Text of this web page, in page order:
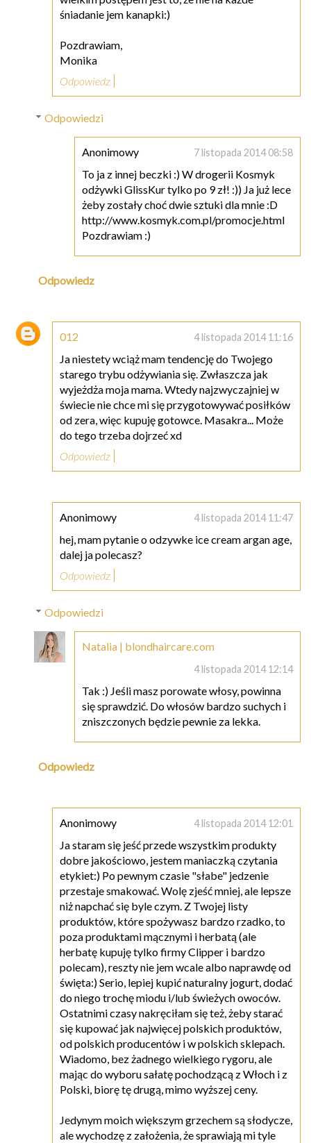
śniadanie jem kanapki:)
Pozdrawiam,
Monika
Odpowiedz
Odpowiedzi
Anonimowy 7 listopada 2014 08:58
To ja z innej beczki :) W drogerii Kosmyk
odżywki GlissKur tylko po 9 zł! :)) Ja już lece
żeby zostały choć dwie sztuki dla mnie :D
http://www.kosmyk.com.pl/promocje.html
Pozdrawiam :)
Odpowiedz
012 4 listopada 2014 11:16
Ja niestety wciąż mam tendencję do Twojego
starego trybu odżywiania się. Zwłaszcza jak
wyjeżdża moja mama. Wtedy najzwyczajniej w
świecie nie chce mi się przygotowywać posiłków
od zera, więc kupuję gotowce. Masakra... Może
do tego trzeba dojrzeć xd
Odpowiedz
Anonimowy 4 listopada 2014 11:47
hej, mam pytanie o odzywke ice cream argan age,
dalej ja polecasz?
Odpowiedz
Odpowiedzi
Natalia | blondhaircare.com
4 listopada 2014 12:14
Tak :) Jeśli masz porowate włosy, powinna
się sprawdzić. Do włosów bardzo suchych i
zniszczonych będzie pewnie za lekka.
Odpowiedz
Anonimowy 4 listopada 2014 12:01
Ja staram się jeść przede wszystkim produkty
dobre jakościowo, jestem maniaczką czytania
etykiet:) Po pewnym czasie "słabe" jedzenie
przestaje smakować. Wolę zjeść mniej, ale lepsze
niż napchać się byle czym. Z Twojej listy
produktów, które spożywasz bardzo rzadko, to
poza produktami mącznymi i herbatą (ale
herbatę kupuję tylko firmy Clipper i bardzo
polecam), reszty nie jem wcale albo naprawdę od
święta:) Serio, lepiej kupić naturalny jogurt, dodać
do niego trochę miodu i/lub świeżych owoców.
Ostatnimi czasy nakręciłam się też, żeby starać
się kupować jak najwięcej polskich produktów,
od polskich producentów i w polskich sklepach.
Wiadomo, bez żadnego wielkiego rygoru, ale
mając do wyboru sałatę pochodzącą z Włoch i z
Polski, biorę tę drugą, mimo wyższej ceny.
Jedynym moich większym grzechem są słodycze,
ale wychodzę z założenia, że sprawiają mi tyle